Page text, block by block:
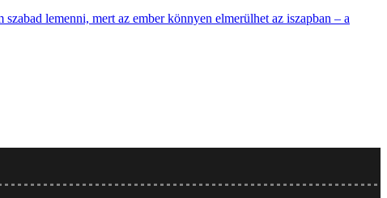
lemenni, mert az ember könnyen elmerülhet az iszapban – a